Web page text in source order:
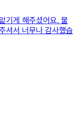
기게 해주셨어요. 물
셔서 너무나 감사했습